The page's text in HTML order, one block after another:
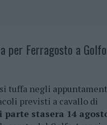
per Ferragosto a Golfo
tuffa negli
previsti a cavallo di
parte stasera 14